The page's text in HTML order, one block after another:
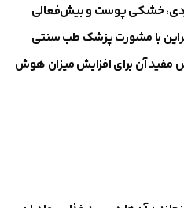
خشکی پوست و بیش‌فعالی
با مشورت پزشک طب سنتی
مفید آن برای افزایش میزان هوش